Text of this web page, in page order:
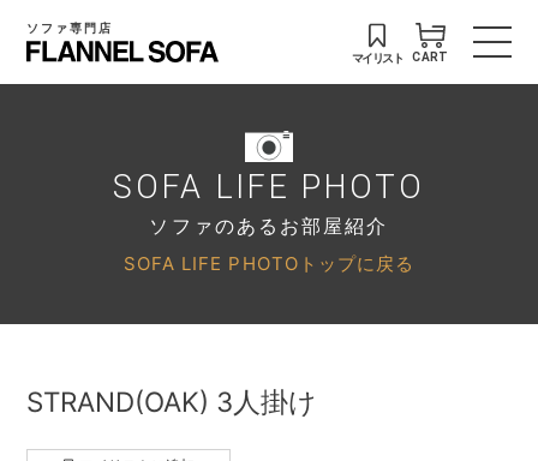
ソファ専門店
マイリスト CART
SOFA LIFE PHOTO
ソファのあるお部屋紹介
SOFA LIFE PHOTOトップに戻る
STRAND(OAK) 3人掛け